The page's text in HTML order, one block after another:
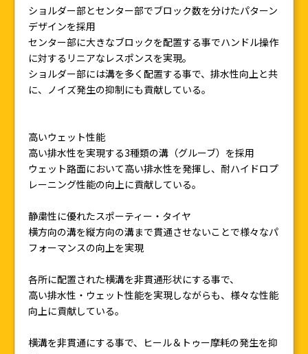
ショルダー部とセンター部でブロック数を分けたパターン
デザインを採用
センター部に大きなブロックを配置する事でハンドル操作
に対するリニアなレスポンスを実現。
ショルダー部には溝を多く配置する事で、排水性向上と共
に、ノイズ発生の抑制にも貢献している。
高いウェット性能
高い排水性を実現する3種類の溝（グルーブ）を採用
ウェット路面において高い排水性を発揮し、耐ハイドロプ
レーニング性能の向上に貢献している。
静粛性に優れたスポーティー・タイヤ
横方向の溝を縦方向の溝まで貫通させないことで様々なパ
フォーマンスの向上を実現
各所に配置された横溝を非貫通形状にする事で、
高い排水性・ウェット性能を実現しながらも、様々な性能
向上に貢献している。
横溝を非貫通にする事で、ヒール＆トゥー摩耗の発生を抑